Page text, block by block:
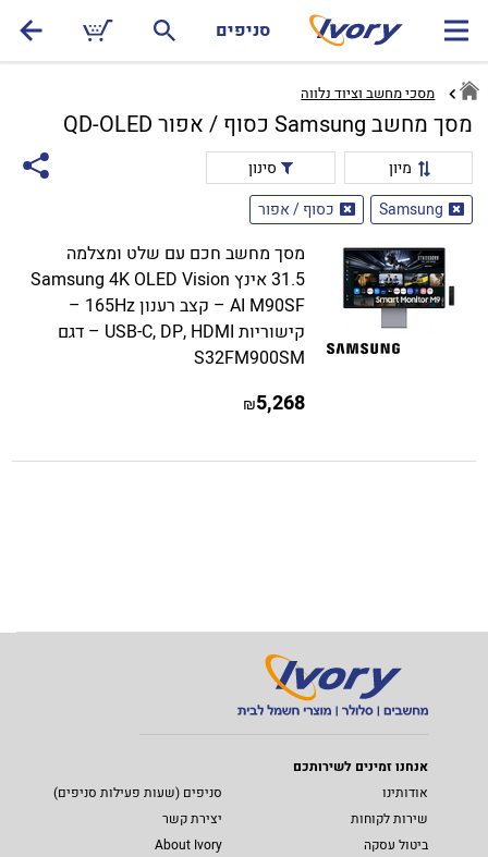
סניפים
מסכי מחשב וציוד נלווה
מסך מחשב Samsung כסוף / אפור QD-OLED
מיון
סינון
Samsung
כסוף / אפור
מסך מחשב חכם עם שלט ומצלמה
31.5 אינץ Samsung 4K OLED Vision
AI M90SF – קצב רענון 165Hz –
קישוריות USB-C, DP, HDMI – דגם
S32FM900SM
5,268
₪
אנחנו זמינים לשירותכם
אודותינו
סניפים (שעות פעילות סניפים)
שירות לקוחות
יצירת קשר
ביטול עסקה
About Ivory